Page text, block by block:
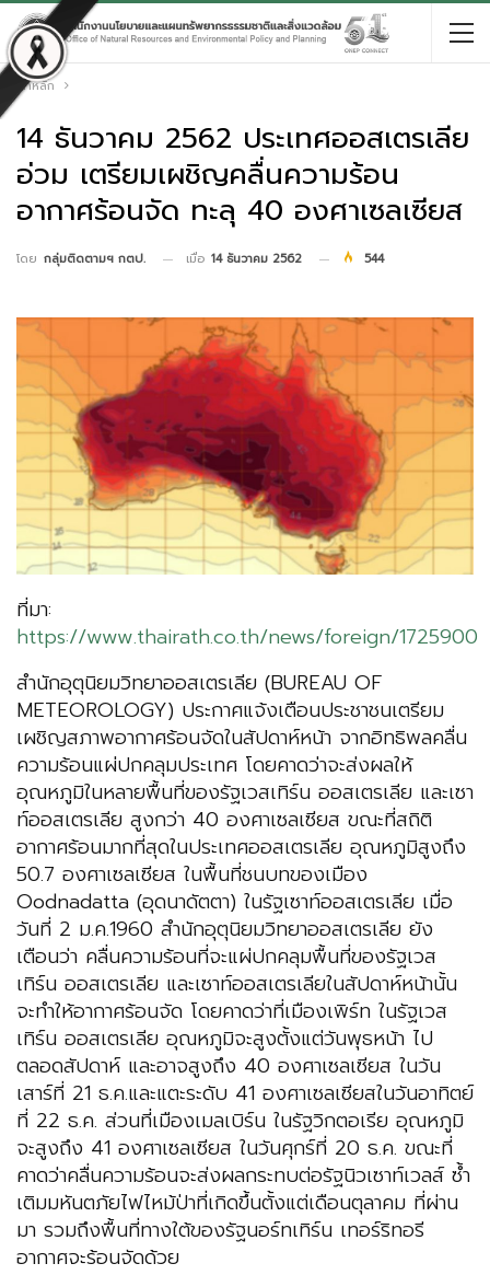
หน้าหลัก
14 ธันวาคม 2562 ประเทศออสเตรเลีย
อ่วม เตรียมเผชิญคลื่นความร้อน
อากาศร้อนจัด ทะลุ 40 องศาเซลเซียส
โดย กลุ่มติดตามฯ กตป. เมื่อ 14 ธันวาคม 2562 544
ที่มา:
https://www.thairath.co.th/news/foreign/1725900
สำนักอุตุนิยมวิทยาออสเตรเลีย (BUREAU OF
METEOROLOGY) ประกาศแจ้งเตือนประชาชนเตรียม
เผชิญสภาพอากาศร้อนจัดในสัปดาห์หน้า จากอิทธิพลคลื่น
ความร้อนแผ่ปกคลุมประเทศ โดยคาดว่าจะส่งผลให้
อุณหภูมิในหลายพื้นที่ของรัฐเวสเทิร์น ออสเตรเลีย และเซา
ท์ออสเตรเลีย สูงกว่า 40 องศาเซลเซียส ขณะที่สถิติ
อากาศร้อนมากที่สุดในประเทศออสเตรเลีย อุณหภูมิสูงถึง
50.7 องศาเซลเซียส ในพื้นที่ชนบทของเมือง
Oodnadatta (อุดนาดัตตา) ในรัฐเซาท์ออสเตรเลีย เมื่อ
วันที่ 2 ม.ค.1960 สำนักอุตุนิยมวิทยาออสเตรเลีย ยัง
เตือนว่า คลื่นความร้อนที่จะแผ่ปกคลุมพื้นที่ของรัฐเวส
เทิร์น ออสเตรเลีย และเซาท์ออสเตรเลียในสัปดาห์หน้านั้น
จะทำให้อากาศร้อนจัด โดยคาดว่าที่เมืองเพิร์ท ในรัฐเวส
เทิร์น ออสเตรเลีย อุณหภูมิจะสูงตั้งแต่วันพุธหน้า ไป
ตลอดสัปดาห์ และอาจสูงถึง 40 องศาเซลเซียส ในวัน
เสาร์ที่ 21 ธ.ค.และแตะระดับ 41 องศาเซลเซียสในวันอาทิตย์
ที่ 22 ธ.ค. ส่วนที่เมืองเมลเบิร์น ในรัฐวิกตอเรีย อุณหภูมิ
จะสูงถึง 41 องศาเซลเซียส ในวันศุกร์ที่ 20 ธ.ค. ขณะที่
คาดว่าคลื่นความร้อนจะส่งผลกระทบต่อรัฐนิวเซาท์เวลส์ ซ้ำ
เติมมหันตภัยไฟไหม้ป่าที่เกิดขึ้นตั้งแต่เดือนตุลาคม ที่ผ่าน
มา รวมถึงพื้นที่ทางใต้ของรัฐนอร์ทเทิร์น เทอร์ริทอรี
อากาศจะร้อนจัดด้วย